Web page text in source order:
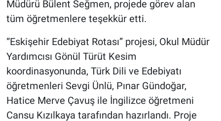
Müdürü Bülent Seğmen, projede görev alan
tüm öğretmenlere teşekkür etti.
“Eskişehir Edebiyat Rotası” projesi, Okul Müdür
Yardımcısı Gönül Türüt Kesim
koordinasyonunda, Türk Dili ve Edebiyatı
öğretmenleri Sevgi Ünlü, Pınar Gündoğar,
Hatice Merve Çavuş ile İngilizce öğretmeni
Cansu Kızılkaya tarafından hazırlandı. Proje